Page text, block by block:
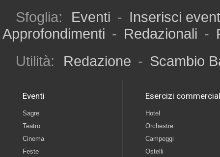
Sfoglia: Eventi - Inserisci
Approfondimenti - Redazionali -
Utilità:
Redazione - Scambio
Eventi
Sagre
Teatro
Cinema
Feste
Esercizi
Hotel
Orchestre
Campeggi
Ostelli